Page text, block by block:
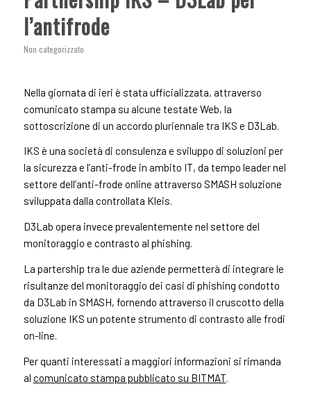
l’antifrode
Non categorizzato
Nella giornata di ieri è stata ufficializzata, attraverso
comunicato stampa su alcune testate Web, la
sottoscrizione di un accordo pluriennale tra IKS e D3Lab.
IKS è una società di consulenza e sviluppo di soluzioni per
la sicurezza e l’anti-frode in ambito IT, da tempo leader nel
settore dell’anti-frode online attraverso SMASH soluzione
sviluppata dalla controllata Kleis.
D3Lab opera invece prevalentemente nel settore del
monitoraggio e contrasto al phishing.
La partership tra le due aziende permetterà di integrare le
risultanze del monitoraggio dei casi di phishing condotto
da D3Lab in SMASH, fornendo attraverso il cruscotto della
soluzione IKS un potente strumento di contrasto alle frodi
on-line.
Per quanti interessati a maggiori informazioni si rimanda
al comunicato stampa pubblicato su BITMAT.